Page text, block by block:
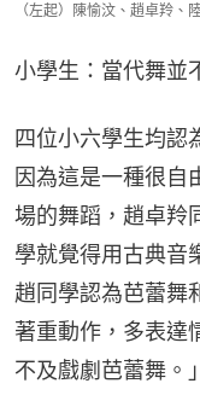
（左起）陳愉汶、趙卓羚、
小學生：當代舞並
四位小六學生均認
因為這是一種很自
場的舞蹈，趙卓羚
學就覺得用古典音
趙同學認為芭蕾舞
著重動作，多表達
不及戲劇芭蕾舞。